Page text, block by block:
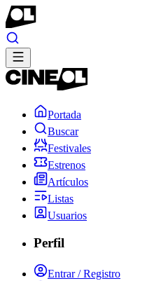
Portada
Buscar
Festivales
Estrenos
Artículos
Listas
Usuarios
Perfil
Entrar / Registro